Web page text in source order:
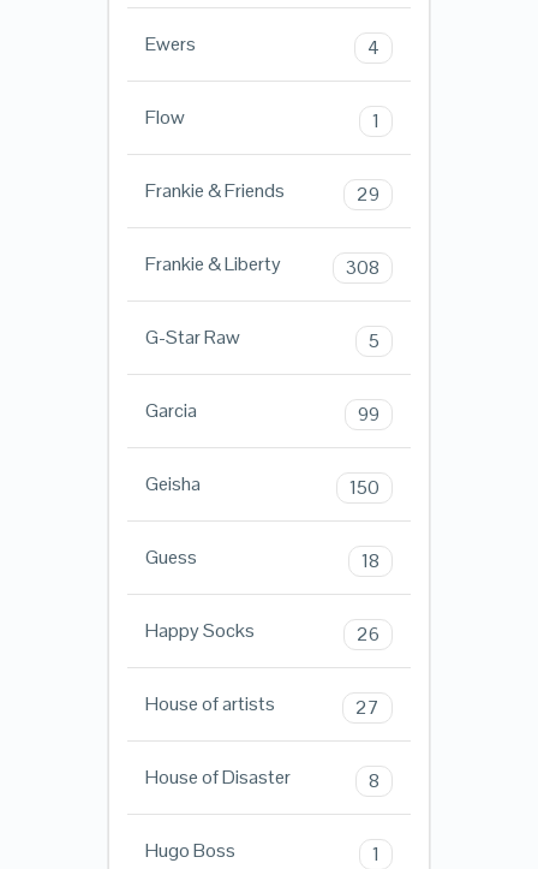
Ewers 4
Flow 1
Frankie & Friends 29
Frankie & Liberty 308
G-Star Raw 5
Garcia 99
Geisha 150
Guess 18
Happy Socks 26
House of artists 27
House of Disaster 8
Hugo Boss 1